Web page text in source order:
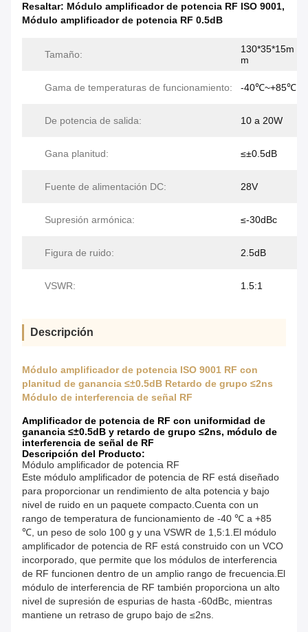
Resaltar: Módulo amplificador de potencia RF ISO 9001,
Módulo amplificador de potencia RF 0.5dB
Tamaño:
130*35*15m
m
Gama de temperaturas de funcionamiento: -40℃~+85℃
De potencia de salida: 10 a 20W
Gana planitud: ≤±0.5dB
Fuente de alimentación DC: 28V
Supresión armónica: ≤-30dBc
Figura de ruido: 2.5dB
VSWR: 1.5:1
Descripción
Módulo amplificador de potencia ISO 9001 RF con
planitud de ganancia ≤±0.5dB Retardo de grupo ≤2ns
Módulo de interferencia de señal RF
Amplificador de potencia de RF con uniformidad de
ganancia ≤±0.5dB y retardo de grupo ≤2ns, módulo de
interferencia de señal de RF
Descripción del Producto:
Módulo amplificador de potencia RF
Este módulo amplificador de potencia de RF está diseñado
para proporcionar un rendimiento de alta potencia y bajo
nivel de ruido en un paquete compacto.Cuenta con un
rango de temperatura de funcionamiento de -40 ℃ a +85
℃, un peso de solo 100 g y una VSWR de 1,5:1.El módulo
amplificador de potencia de RF está construido con un VCO
incorporado, que permite que los módulos de interferencia
de RF funcionen dentro de un amplio rango de frecuencia.El
módulo de interferencia de RF también proporciona un alto
nivel de supresión de espurias de hasta -60dBc, mientras
mantiene un retraso de grupo bajo de ≤2ns.